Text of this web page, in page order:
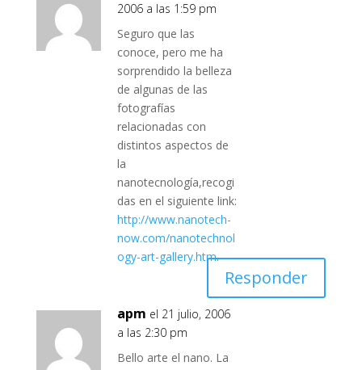
2006 a las 1:59 pm
Seguro que las
conoce, pero me ha
sorprendido la belleza
de algunas de las
fotografías
relacionadas con
distintos aspectos de
la
nanotecnología,recogi
das en el siguiente link:
http://www.nanotech-
now.com/nanotechnol
ogy-art-gallery.htm.
Responder
apm el 21 julio, 2006
a las 2:30 pm
Bello arte el nano. La